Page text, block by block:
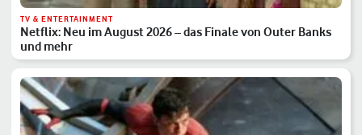
TV & ENTERTAINMENT
Netflix: Neu im August 2026 – das Finale von Outer Banks
und mehr